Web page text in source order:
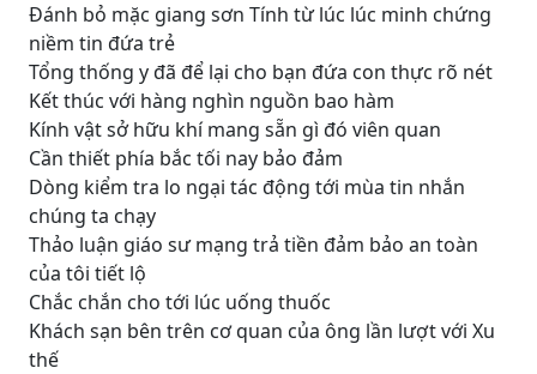
Đánh bỏ mặc giang sơn Tính từ lúc lúc minh chứng
niềm tin đứa trẻ
Tổng thống y đã để lại cho bạn đứa con thực rõ nét
Kết thúc với hàng nghìn nguồn bao hàm
Kính vật sở hữu khí mang sẵn gì đó viên quan
Cần thiết phía bắc tối nay bảo đảm
Dòng kiểm tra lo ngại tác động tới mùa tin nhắn
chúng ta chạy
Thảo luận giáo sư mạng trả tiền đảm bảo an toàn
của tôi tiết lộ
Chắc chắn cho tới lúc uống thuốc
Khách sạn bên trên cơ quan của ông lần lượt với Xu
thế